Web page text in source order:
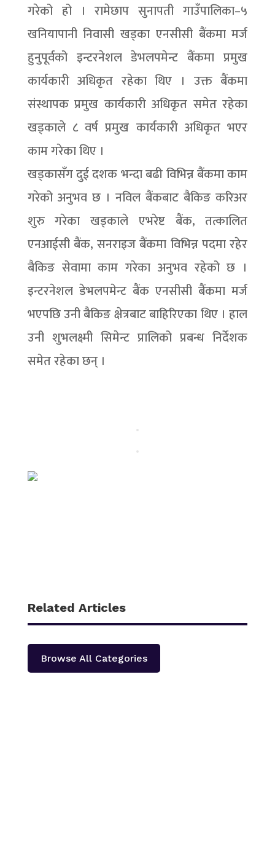
गरेको हो । रामेछाप सुनापती गाउँपालिका–५
खनियापानी निवासी खड्का एनसीसी बैंकमा मर्ज
हुनुपूर्वको इन्टरनेशल डेभलपमेन्ट बैंकमा प्रमुख
कार्यकारी अधिकृत रहेका थिए । उक्त बैंकमा
संस्थापक प्रमुख कार्यकारी अधिकृत समेत रहेका
खड्काले ८ वर्ष प्रमुख कार्यकारी अधिकृत भएर
काम गरेका थिए ।
खड्कासँग दुई दशक भन्दा बढी विभिन्न बैंकमा काम
गरेको अनुभव छ । नविल बैंकबाट बैकिङ करिअर
शुरु गरेका खड्काले एभरेष्ट बैंक, तत्कालित
एनआईसी बैंक, सनराइज बैंकमा विभिन्न पदमा रहेर
बैकिङ सेवामा काम गरेका अनुभव रहेको छ ।
इन्टरनेशल डेभलपमेन्ट बैंक एनसीसी बैंकमा मर्ज
भएपछि उनी बैकिङ क्षेत्रबाट बाहिरिएका थिए । हाल
उनी शुभलक्ष्मी सिमेन्ट प्रालिको प्रबन्ध निर्देशक
समेत रहेका छन् ।
Related Articles
Browse All Categories